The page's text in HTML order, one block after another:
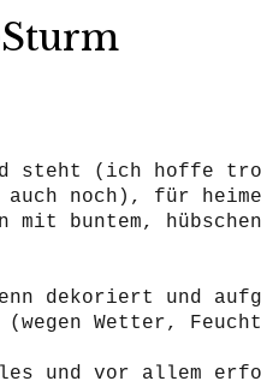
steht (ich hoffe
auch noch), für
buntem,
dekoriert und
Wetter,
und vor allem